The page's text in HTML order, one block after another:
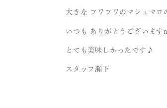
大きな フワフワのマシュマ
いつも ありがとうございます
とても美味しかったです♪
スタッフ瀬下